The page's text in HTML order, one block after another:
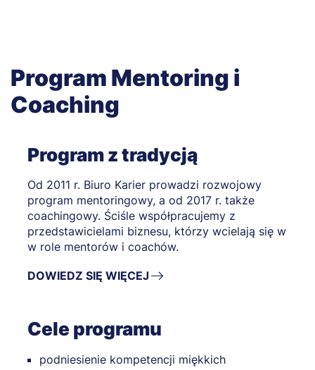
Program Mentoring i
Coaching
Program z tradycją
Od 2011 r. Biuro Karier prowadzi rozwojowy
program mentoringowy, a od 2017 r. także
coachingowy. Ściśle współpracujemy z
przedstawicielami biznesu, którzy wcielają się w
w role mentorów i coachów.
DOWIEDZ SIĘ WIĘCEJ
Cele programu
podniesienie kompetencji miękkich